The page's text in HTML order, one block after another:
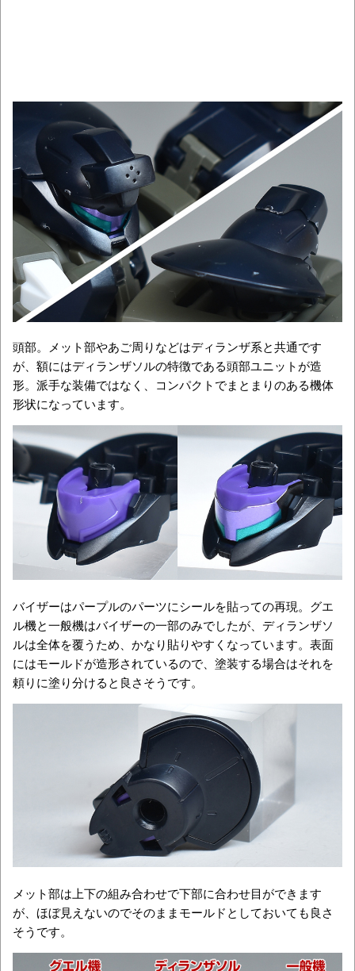
頭部。メット部やあご周りなどはディランザ系と共通です
が、額にはディランザソルの特徴である頭部ユニットが造
形。派手な装備ではなく、コンパクトでまとまりのある機体
形状になっています。
バイザーはパープルのパーツにシールを貼っての再現。グエ
ル機と一般機はバイザーの一部のみでしたが、ディランザソ
ルは全体を覆うため、かなり貼りやすくなっています。表面
にはモールドが造形されているので、塗装する場合はそれを
頼りに塗り分けると良さそうです。
メット部は上下の組み合わせで下部に合わせ目ができます
が、ほぼ見えないのでそのままモールドとしておいても良さ
そうです。